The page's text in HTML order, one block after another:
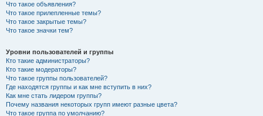
Что такое объявления?
Что такое прилепленные темы?
Что такое закрытые темы?
Что такое значки тем?
Уровни пользователей и группы
Кто такие администраторы?
Кто такие модераторы?
Что такое группы пользователей?
Где находятся группы и как мне вступить в них?
Как мне стать лидером группы?
Почему названия некоторых групп имеют разные цвета?
Что такое группа по умолчанию?